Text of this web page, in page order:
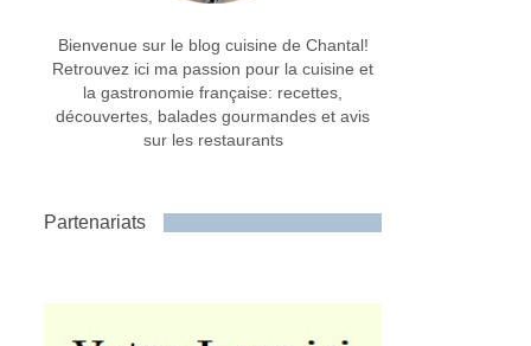
Bienvenue sur le blog cuisine de Chantal!
Retrouvez ici ma passion pour la cuisine et
la gastronomie française: recettes,
découvertes, balades gourmandes et avis
sur les restaurants
Partenariats